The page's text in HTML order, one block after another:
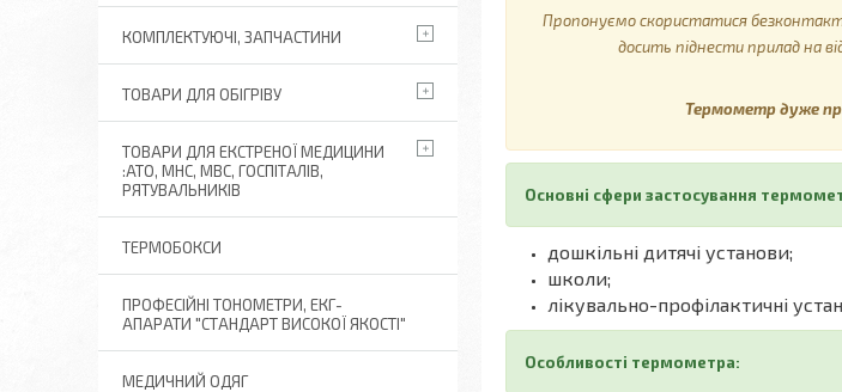
Пропонуємо скористатися
досить піднести прилад на
Термометр дуже
Основні сфери застосування
дошкільні дитячі установи;
школи;
лікувально-
Особливості термометра:
КОМПЛЕКТУЮЧІ, ЗАПЧАСТИНИ
ТОВАРИ ДЛЯ ОБІГРІВУ
ТОВАРИ ДЛЯ ЕКСТРЕНОЇ МЕДИЦИНИ
:АТО, МНС, МВС, ГОСПІТАЛІВ,
РЯТУВАЛЬНИКІВ
ТЕРМОБОКСИ
ПРОФЕСІЙНІ ТОНОМЕТРИ, ЕКГ-
АПАРАТИ "СТАНДАРТ ВИСОКОЇ ЯКОСТІ"
МЕДИЧНИЙ ОДЯГ